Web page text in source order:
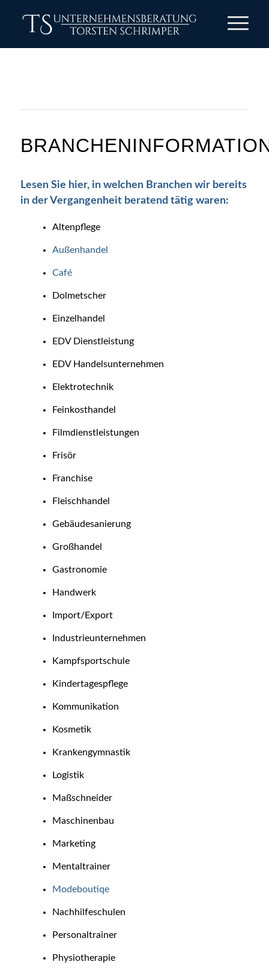
Lesen Sie hier, in welchen Branchen wir bereits
in der Vergangenheit beratend tätig waren:
Altenpflege
Außenhandel
Café
Dolmetscher
Einzelhandel
EDV Dienstleistung
EDV Handelsunternehmen
Elektrotechnik
Feinkosthandel
Filmdienstleistungen
Frisör
Franchise
Fleischhandel
Gebäudesanierung
Großhandel
Gastronomie
Handwerk
Import/Export
Industrieunternehmen
Kampfsportschule
Kindertagespflege
Kommunikation
Kosmetik
Krankengymnastik
Logistik
Maßschneider
Maschinenbau
Marketing
Mentaltrainer
Modeboutiqe
Nachhilfeschulen
Personaltrainer
Physiotherapie